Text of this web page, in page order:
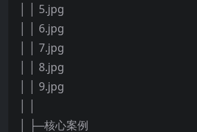
│ │ 5.jpg
│ │ 6.jpg
│ │ 7.jpg
│ │ 8.jpg
│ │ 9.jpg
│ ├─核心案例